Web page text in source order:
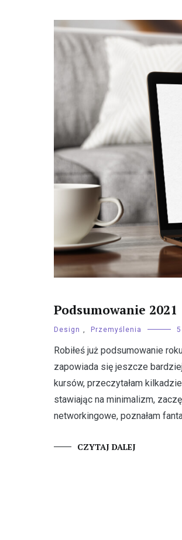
Podsumowanie 2021
Design , Przemyślenia
Robiłeś już podsumowanie
zapowiada się jeszcze
kursów, przeczytałam
stawiając na minimalizm,
networkingowe, poznałam
CZYTAJ DALEJ